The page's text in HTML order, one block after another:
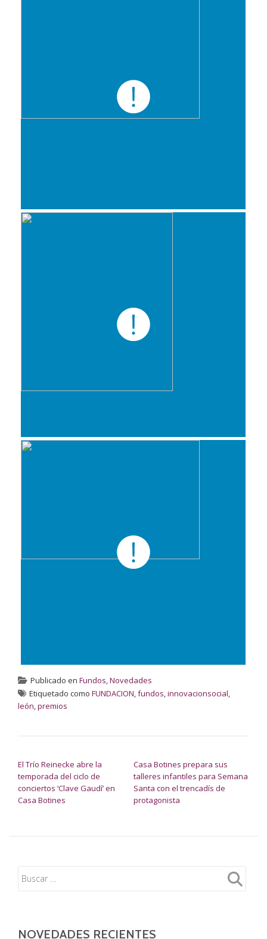
Publicado en Fundos,Novedades
Etiquetado como FUNDACION,fundos,innovacionsocial,
león,premios
El Trío Reinecke abre la
temporada del ciclo de
conciertos ‘Clave Gaudí’ en
Casa Botines
Casa Botines prepara sus
talleres infantiles para Semana
Santa con el trencadís de
protagonista
NOVEDADES RECIENTES